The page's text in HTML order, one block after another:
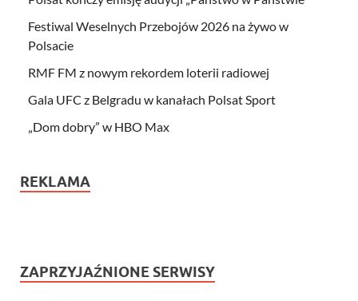
Festiwal Weselnych Przebojów 2026 na żywo w
Polsacie
RMF FM z nowym rekordem loterii radiowej
Gala UFC z Belgradu w kanałach Polsat Sport
„Dom dobry” w HBO Max
REKLAMA
ZAPRZYJAŹNIONE SERWISY